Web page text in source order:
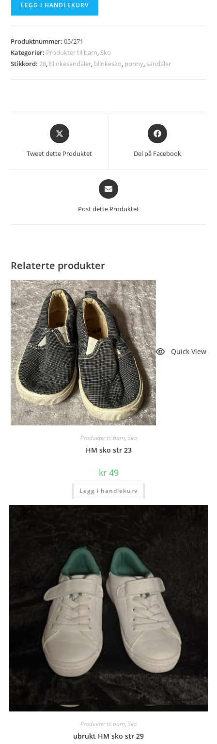
antall
LEGG I HANDLEKURV
Produktnummer:05/271
Kategorier: Produkter til barn Sko
Stikkord: 28 blinkesandaler blinkesko ponny sandaler
Åpnes
i
nytt
Tweet dette Produktet
Åpnes
i
et
nytt
Del på Facebook
Åpnes
i
nytt
Post dette Produktet
Relaterte produkter
Quick View
Produkter til barn, Sko
HM sko str 23
kr49
Legg i handlekurv
Quick View
Produkter til barn, Sko
ubrukt HM sko str 29